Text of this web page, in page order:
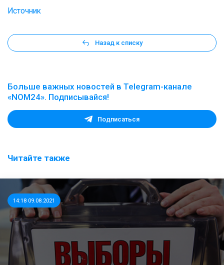
Источник
Назад к списку
Больше важных новостей в Telegram-канале
«NOM24». Подписывайся!
Подписаться
Читайте также
14:18 09.08.2021